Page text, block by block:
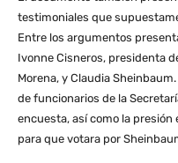
testimoniales que
Entre los argumentos
Ivonne Cisneros, presidenta
Morena, y Claudia
de funcionarios de la
encuesta, así como la
para que votara por